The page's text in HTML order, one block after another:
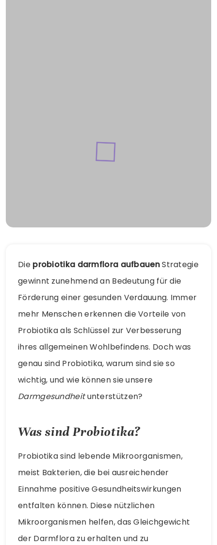
Die probiotika darmflora aufbauenStrategie
gewinnt zunehmend an Bedeutung für die
Förderung einer gesunden Verdauung. Immer
mehr Menschen erkennen die Vorteile von
Probiotika als Schlüssel zur Verbesserung
ihres allgemeinen Wohlbefindens. Doch was
genau sind Probiotika, warum sind sie so
wichtig, und wie können sie unsere
Darmgesundheitunterstützen?
Was sind Probiotika?
Probiotika sind lebende Mikroorganismen,
meist Bakterien, die bei ausreichender
Einnahme positive Gesundheitswirkungen
entfalten können. Diese nützlichen
Mikroorganismen helfen, das Gleichgewicht
der Darmflora zu erhalten und zu